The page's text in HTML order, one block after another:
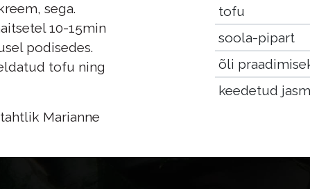
sega.
10-15min
podisedes.
tofu ning
Marianne
tofu
soola-pipart
õli
keedetud